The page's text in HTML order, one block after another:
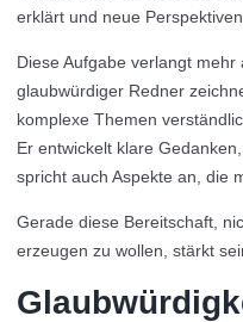
erklärt und neue
Diese Aufgabe verlangt
glaubwürdiger Redner
komplexe Themen
Er entwickelt klare
spricht auch Aspekte an, die
Gerade diese Bereitschaft,
erzeugen zu wollen, stärkt